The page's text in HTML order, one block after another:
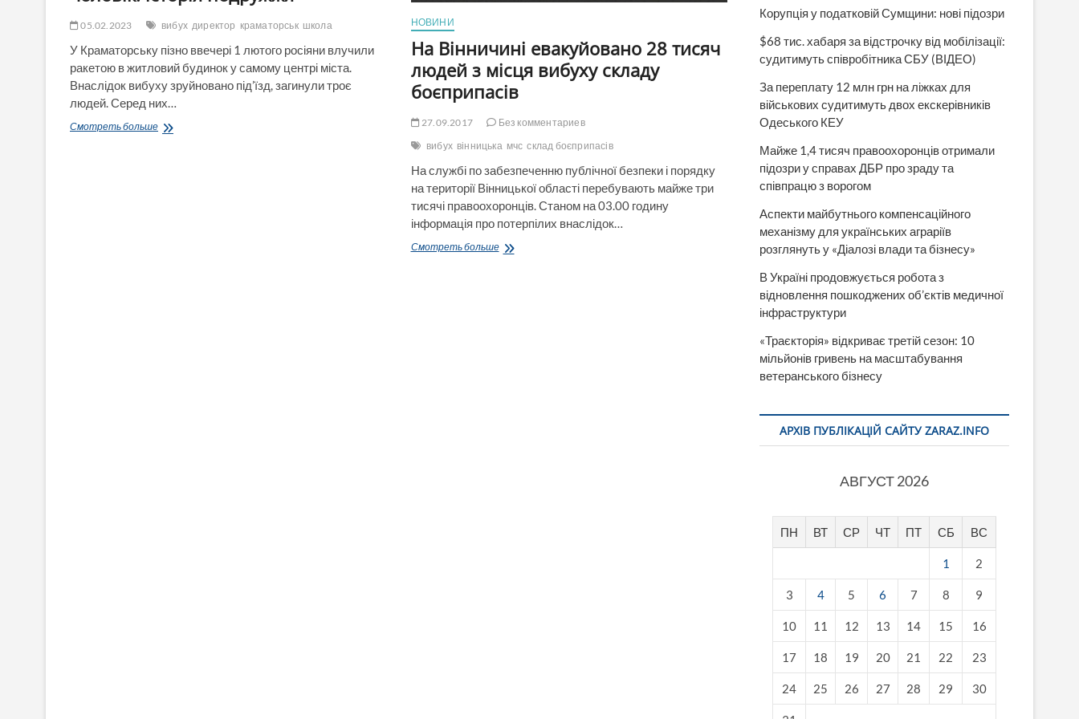
05.02.2023 вибух директор краматорськ школа
У Краматорську пізно ввечері 1 лютого росіяни влучили
ракетою в житловий будинок у самому центрі міста.
Внаслідок вибуху зруйновано під’їзд, загинули троє
людей. Серед них…
Смотреть большеУ
НОВИНИ
На Вінничині евакуйовано 28 тисяч
людей з місця вибуху складу
боєприпасів
27.09.2017
Без комментариев
вибух вінницька мчс склад боєприпасів
На службі по забезпеченню публічної безпеки і порядку
на території Вінницької області перебувають майже три
тисячі правоохоронців. Станом на 03.00 годину
інформація про потерпілих внаслідок…
Смотреть большеНа
Корупція у податковій Сумщини: нові підозри
$68 тис. хабаря за відстрочку від мобілізації:
судитимуть співробітника СБУ (ВІДЕО)
За переплату 12 млн грн на ліжках для
військових судитимуть двох екскерівників
Одеського КЕУ
Майже 1,4 тисяч правоохоронців отримали
підозри у справах ДБР про зраду та
співпрацю з ворогом
Аспекти майбутнього компенсаційного
механізму для українських аграріїв
розглянуть у «Діалозі влади та бізнесу»
В Україні продовжується робота з
відновлення пошкоджених об’єктів медичної
інфраструктури
«Траєкторія» відкриває третій сезон: 10
мільйонів гривень на масштабування
ветеранського бізнесу
АРХІВ ПУБЛІКАЦІЙ САЙТУ ZARAZ.INFO
АВГУСТ 2026
ПН ВТ СР ЧТ ПТ СБ ВС
1 2
3 4 5 6 7 8 9
10 11 12 13 14 15 16
17 18 19 20 21 22 23
24 25 26 27 28 29 30